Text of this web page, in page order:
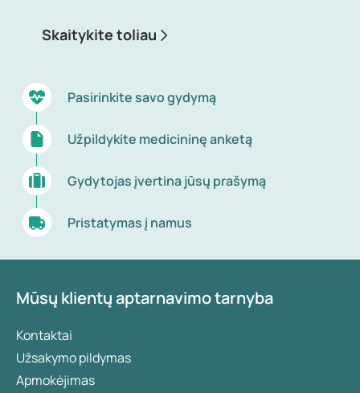
Skaitykite toliau
Pasirinkite savo gydymą
Užpildykite medicininę anketą
Gydytojas įvertina jūsų prašymą
Pristatymas į namus
Mūsų klientų aptarnavimo tarnyba
Kontaktai
Užsakymo pildymas
Apmokėjimas